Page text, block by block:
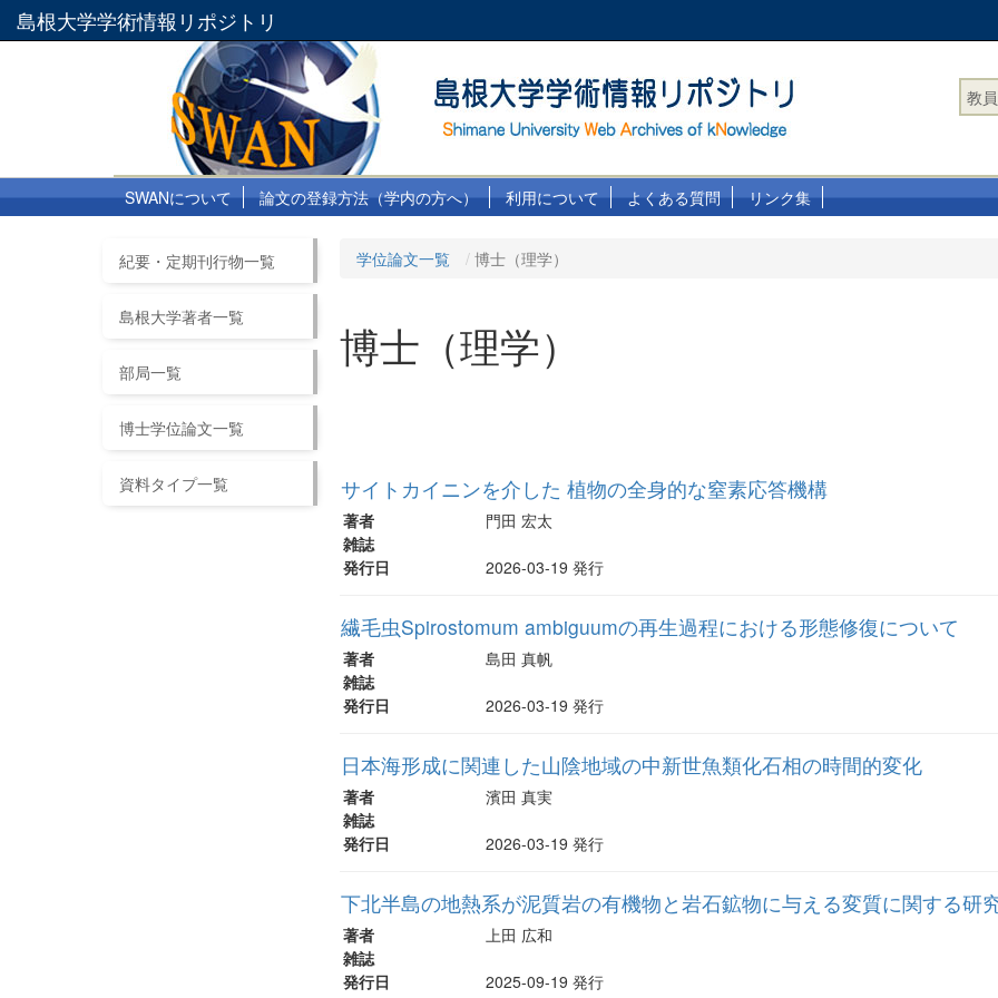
島根大学学術情報リポジトリ
教
SWANについて 論文の登録方法（学内の方へ） 利用について よくある質問 リンク集
紀要・定期刊行物一覧
島根大学著者一覧
部局一覧
博士学位論文一覧
資料タイプ一覧
学位論文一覧 博士（理学）
博士（理学）
サイトカイニンを介した 植物の全身的な窒素応答機構
著者
門田 宏太
雑誌
発行日
2026-03-19 発行
繊毛虫Spirostomum ambiguumの再生過程における形態修復について
著者
島田 真帆
雑誌
発行日
2026-03-19 発行
日本海形成に関連した山陰地域の中新世魚類化石相の時間的変化
著者
濱田 真実
雑誌
発行日
2026-03-19 発行
下北半島の地熱系が泥質岩の有機物と岩石鉱物に与える変質に関する研
著者
上田 広和
雑誌
発行日
2025-09-19 発行